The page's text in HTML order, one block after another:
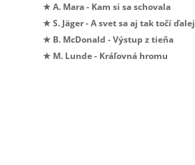
★ A. Mara - Kam si sa schovala
★ S. Jäger - A svet sa aj tak točí ďalej
★ B. McDonald - Výstup z tieňa
★ M. Lunde - Kráľovná hromu